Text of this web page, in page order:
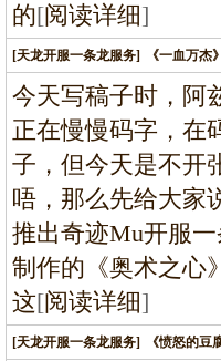
的[阅读详细]
[天龙开服一条龙服务] 《一血万杰
今天写稿子时，阿
正在慢慢码字，在
子，但今天是不开
唔，那么先给大家
推出奇迹Mu开服
制作的《奥术之心
这[阅读详细]
[天龙开服一条龙服务] 《愤怒的豆